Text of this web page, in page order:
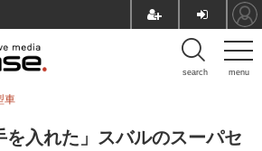
menu
search
を入れた」スバルのスーパセ
車